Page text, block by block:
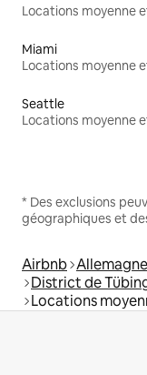
Miami
Seattle
* Des exclusions
géographiques et
Airbnb Allemagne
District de
Locations